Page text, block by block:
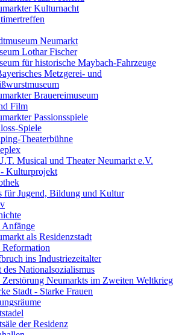
Kulturnacht
Neumarkt
Lothar Fischer
für historische Maybach-Fahrzeuge
Metzgerei- und
Brauereimuseum
Film
Passionsspiele
Spiele
Theaterbühne
Musical und Theater Neumarkt e.V.
Kulturprojekt
für Jugend, Bildung und Kultur
Anfänge
als Residenzstadt
ins Industriezeitalter
des Nationalsozialismus
Neumarkts im Zweiten Weltkrieg
Stadt - Starke Frauen
der Residenz